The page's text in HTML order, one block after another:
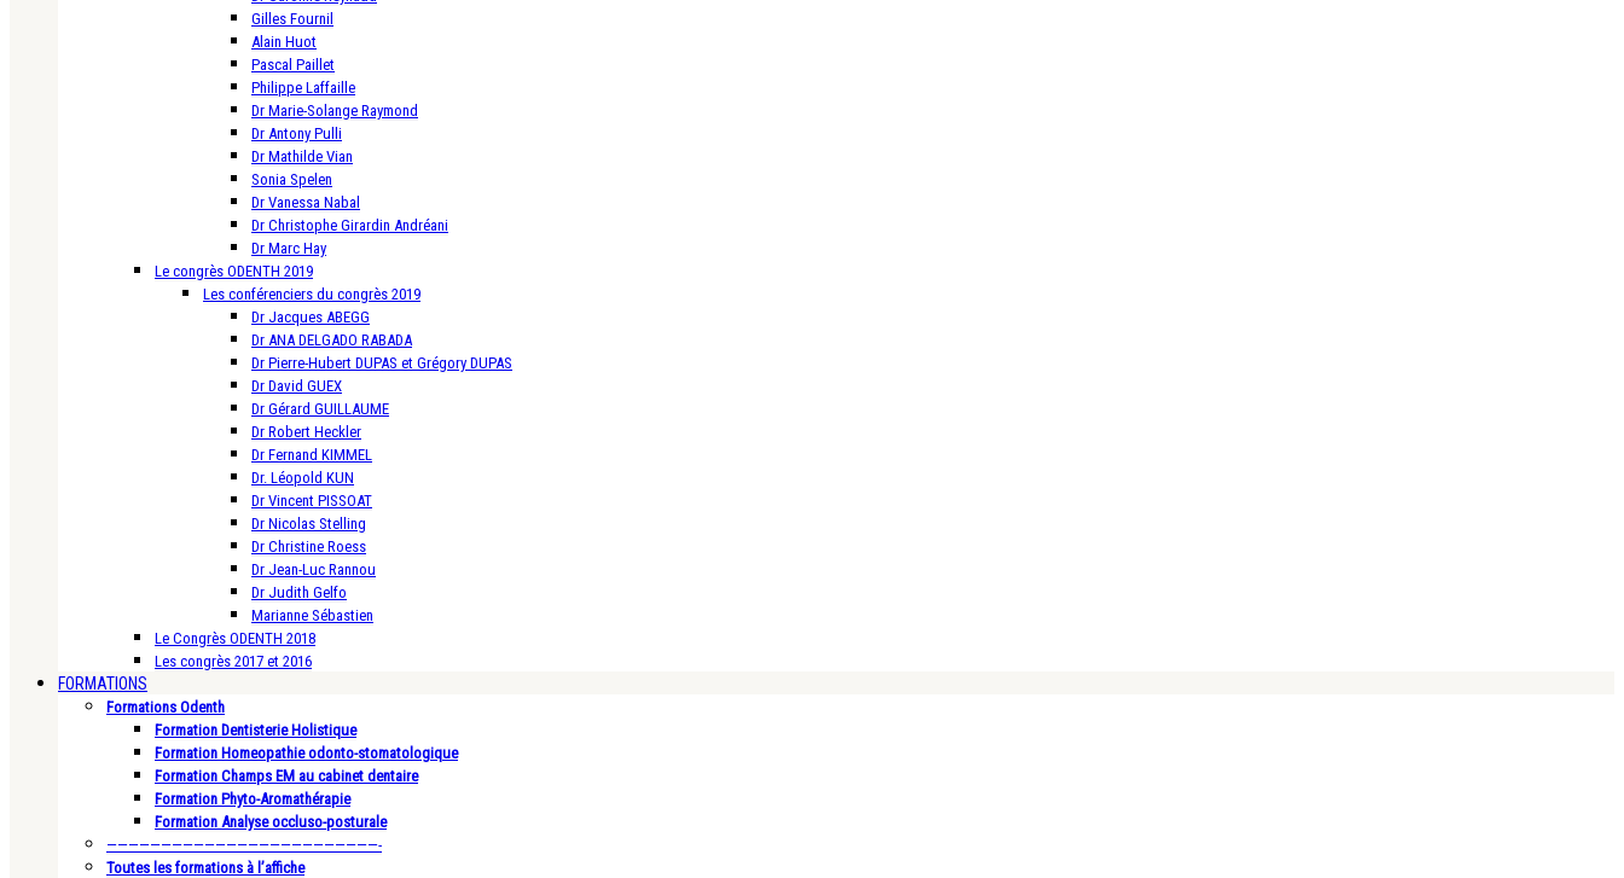
Gilles Fournil
Alain Huot
Pascal Paillet
Philippe Laffaille
Dr Marie-Solange Raymond
Dr Antony Pulli
Dr Mathilde Vian
Sonia Spelen
Dr Vanessa Nabal
Dr Christophe Girardin Andréani
Dr Marc Hay
Le congrès ODENTH 2019
Les conférenciers du congrès 2019
Dr Jacques ABEGG
Dr ANA DELGADO RABADA
Dr Pierre-Hubert DUPAS et Grégory DUPAS
Dr David GUEX
Dr Gérard GUILLAUME
Dr Robert Heckler
Dr Fernand KIMMEL
Dr. Léopold KUN
Dr Vincent PISSOAT
Dr Nicolas Stelling
Dr Christine Roess
Dr Jean-Luc Rannou
Dr Judith Gelfo
Marianne Sébastien
Le Congrès ODENTH 2018
Les congrès 2017 et 2016
FORMATIONS
Formations Odenth
Formation Dentisterie Holistique
Formation Homeopathie odonto-stomatologique
Formation Champs EM au cabinet dentaire
Formation Phyto-Aromathérapie
Formation Analyse occluso-posturale
—————————————————————————-
Toutes les formations à l’affiche